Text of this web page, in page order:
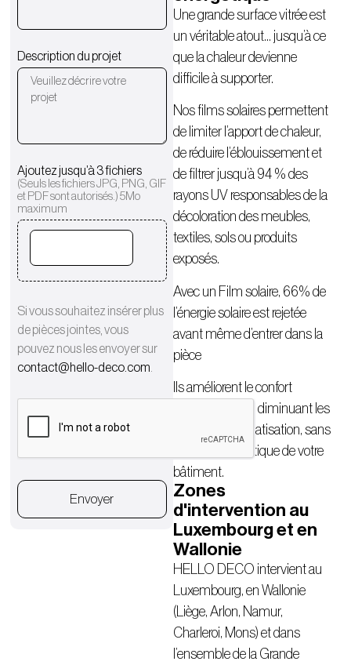
Une grande surface vitrée est
un véritable atout… jusqu’à ce
que la chaleur devienne
difficile à supporter.
Nos films solaires permettent
de limiter l’apport de chaleur,
de réduire l’éblouissement et
de filtrer jusqu’à 94 % des
rayons UV responsables de la
décoloration des meubles,
textiles, sols ou produits
exposés.
Avec un Film solaire, 66% de
l’énergie solaire est rejetée
avant même d’entrer dans la
pièce
Ils améliorent le confort
intérieur tout en diminuant les
besoins en climatisation, sans
modifier l’esthétique de votre
bâtiment.
Zones
d'intervention au
Luxembourg et en
Wallonie
HELLO DECO intervient au
Luxembourg, en Wallonie
(Liège, Arlon, Namur,
Charleroi, Mons) et dans
l’ensemble de la Grande
Description du projet
Ajoutez jusqu’à 3 fichiers
(Seuls les fichiers JPG, PNG, GIF
et PDF sont autorisés.) 5Mo
maximum
Si vous souhaitez insérer plus
de pièces jointes, vous
pouvez nous les envoyer sur
contact@hello-deco.com
Envoyer